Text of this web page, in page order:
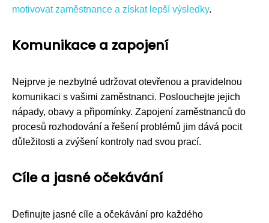
motivovat zaměstnance a získat lepší výsledky.
Komunikace a zapojení
Nejprve je nezbytné udržovat otevřenou a pravidelnou
komunikaci s vašimi zaměstnanci. Poslouchejte jejich
nápady, obavy a připomínky. Zapojení zaměstnanců do
procesů rozhodování a řešení problémů jim dává pocit
důležitosti a zvýšení kontroly nad svou prací.
Cíle a jasné očekávání
Definujte jasné cíle a očekávání pro každého